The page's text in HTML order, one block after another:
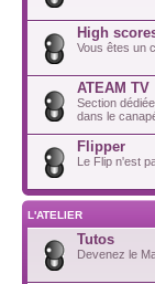
High
Vous êtes un
ATEAM TV
Section
dans le
Flipper
Le Flip n'est
L'ATELIER
Tutos
Devenez le